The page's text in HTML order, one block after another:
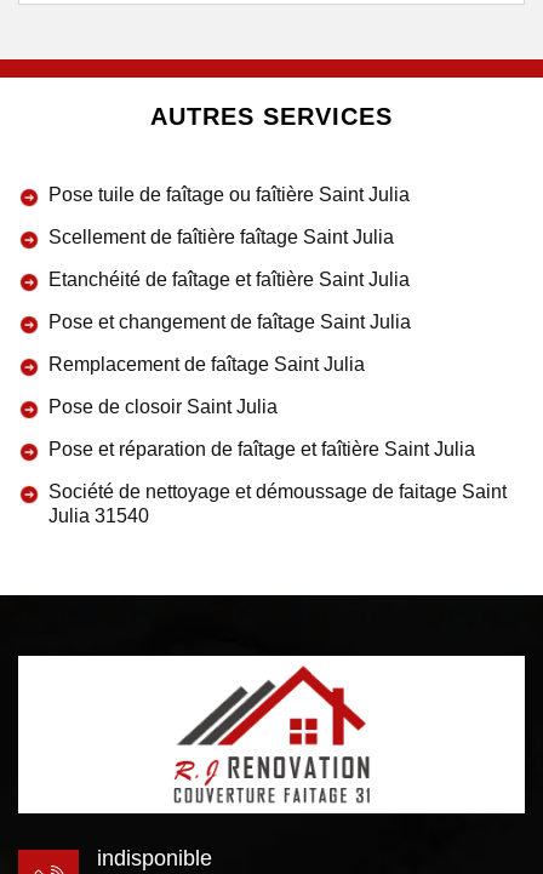
AUTRES SERVICES
Pose tuile de faîtage ou faîtière Saint Julia
Scellement de faîtière faîtage Saint Julia
Etanchéité de faîtage et faîtière Saint Julia
Pose et changement de faîtage Saint Julia
Remplacement de faîtage Saint Julia
Pose de closoir Saint Julia
Pose et réparation de faîtage et faîtière Saint Julia
Société de nettoyage et démoussage de faitage Saint
Julia 31540
indisponible